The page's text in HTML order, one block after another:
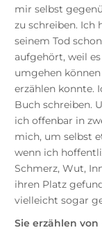
mir selbst
zu schreiben. Ich
seinem Tod
aufgehört, weil
umgehen
erzählen konnte.
Buch schreiben.
ich offenbar in
mich, um selbst
wenn ich
Schmerz, Wut,
ihren Platz
vielleicht sogar
Sie erzählen